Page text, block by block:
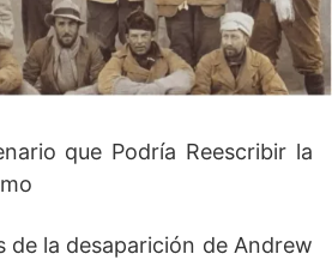
que Podría Reescribir la
de la desaparición de Andrew